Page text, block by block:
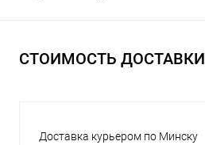
СТОИМОСТЬ ДОСТАВКИ
Доставка курьером по Минску